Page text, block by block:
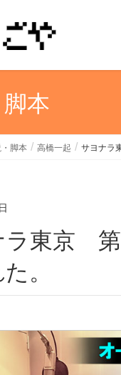
本
脚本 高橋一起 サヨナラ
。